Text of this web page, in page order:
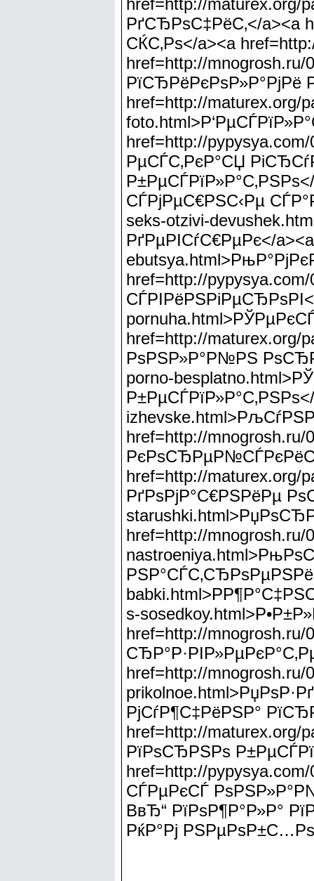
href=http://maturex.org/
РґСЂРѕС‡РёС‚</a><a
СЌС‚Рѕ</a><a
href=http://
РїСЂРёРєРѕР»Р°РјРё
href=http://maturex.org/
href=http://
РµСЃС‚РєР°СЏ
СЃРјРµС€РЅС‹Рµ
seks-otzivi-
РґРµРІСѓС€РµРє</
href=http://
href=http://maturex.org/
РѕРЅР»Р°Р№РЅ
porno-
href=http://
href=http://maturex.org/
РґРѕРјР°С€РЅРёРµ
href=http://mnogrosh.ru/
s-
href=http://
href=http://mnogrosh.ru/
РјСѓР¶С‡РёРЅР°
href=http://maturex.org/
РїРѕСЂРЅРѕ
href=http://
СЃРµРєСЃ
ВвЂ“ РїРѕР¶Р°Р»Р°
РќР°Рј